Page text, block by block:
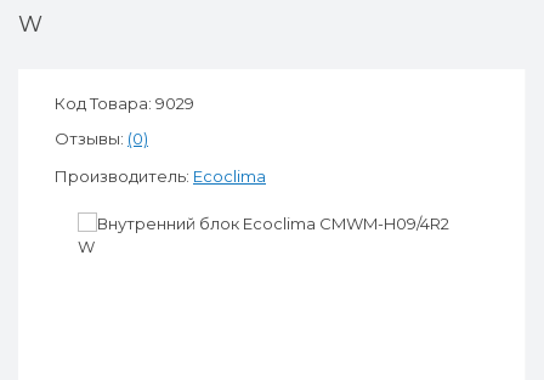
W
Код Товара: 9029
Отзывы: (0)
Производитель: Ecoclima